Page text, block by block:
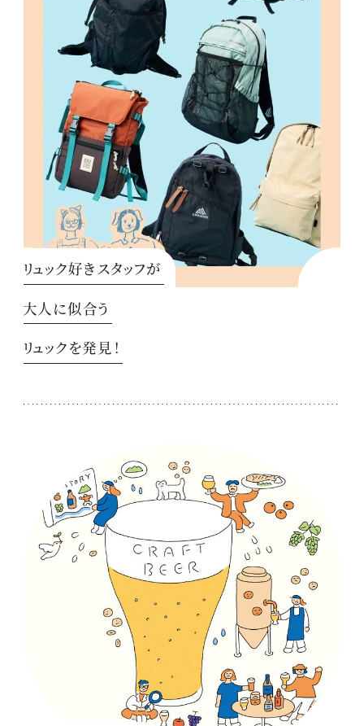
リュック好きスタッフが
大人に似合う
リュックを発見！